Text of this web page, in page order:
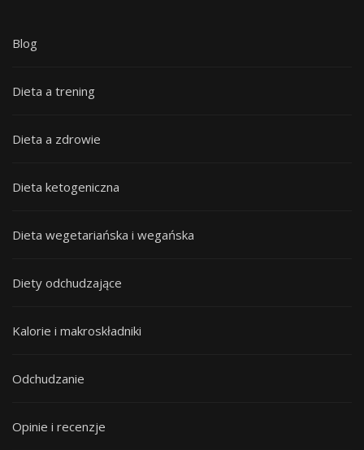
Blog
Dieta a trening
Dieta a zdrowie
Dieta ketogeniczna
Dieta wegetariańska i wegańska
Diety odchudzające
Kalorie i makroskładniki
Odchudzanie
Opinie i recenzje